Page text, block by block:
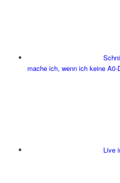
mache ich, wenn ich keine A0-
Live